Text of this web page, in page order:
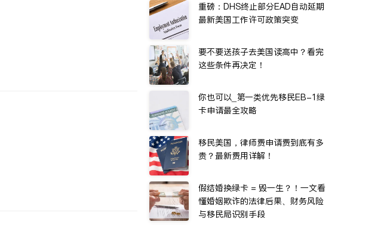
重磅：DHS终止部分EAD自动延期
最新美国工作许可政策突变
要不要送孩子去美国读高中？看完
这些条件再决定！
你也可以_第一类优先移民EB-1绿
卡申请最全攻略
移民美国，律师费申请费到底有多
贵？最新费用详解！
假结婚换绿卡 = 毁一生？！一文看
懂婚姻欺诈的法律后果、财务风险
与移民局识别手段